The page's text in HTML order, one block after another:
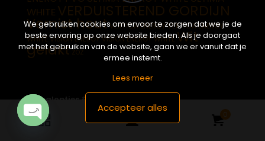
WHITE VERDUISTEREND GORDIJN
Vernist houtVERTICA ENERGYVERTICA ENERGY
WHITE VISION ENERGYVISION ENERGY WHITE Wit
gelakt ZOZ
Betaalopties & Beveiliging
0
We gebruiken cookies om ervoor te zorgen dat we je de
beste ervaring op onze website bieden. Als je doorgaat
met het gebruiken van de website, gaan we er vanuit dat je
ermee instemt.
Lees meer
Accepteer alles